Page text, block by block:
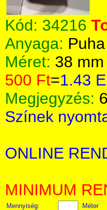
Kód: 34216
Anyaga:
Méret: 38
500 Ft=1.43
Megjegyzés:
Színek
ONLINE
MINIMUM
Mennyiség:
Méter